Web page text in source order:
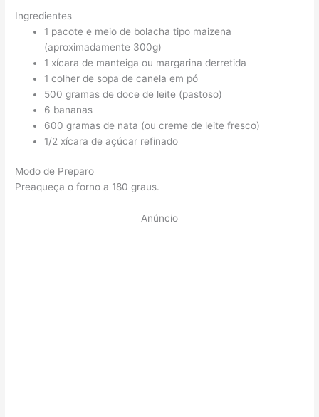
Ingredientes
1 pacote e meio de bolacha tipo maizena
(aproximadamente 300g)
1 xícara de manteiga ou margarina derretida
1 colher de sopa de canela em pó
500 gramas de doce de leite (pastoso)
6 bananas
600 gramas de nata (ou creme de leite fresco)
1/2 xícara de açúcar refinado
Modo de Preparo
Preaqueça o forno a 180 graus.
Anúncio